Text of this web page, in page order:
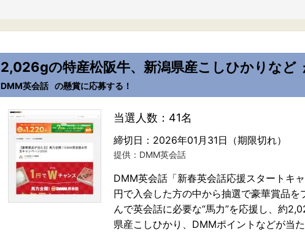
2,026gの特産松阪牛、新潟県産こしひかりなど
DMM英会話 の懸賞に応募する！
当選人数：41名
締切日：2026年01月31日（期限切れ）
提供：DMM英会話
DMM英会話「新春英会話応援スタートキ
円で入会した方の中から抽選で豪華賞品を
んで英会話に必要な“馬力”を応援し、約
県産こしひかり、DMMポイントなどが当た